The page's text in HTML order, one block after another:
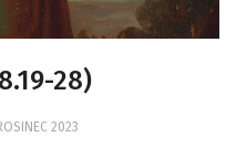
28)
2023